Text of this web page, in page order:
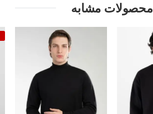
محصولات مشابه